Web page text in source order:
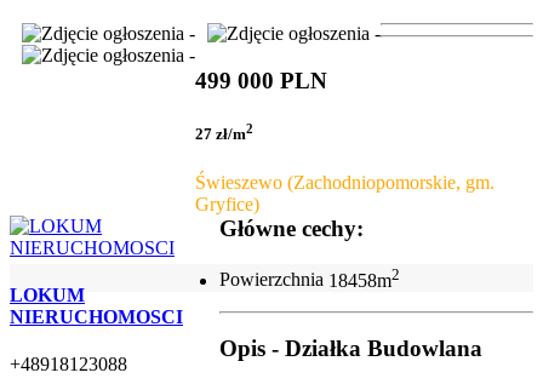
499 000 PLN
27 zł/m2
Świeszewo (Zachodniopomorskie, gm.
Gryfice)
LOKUM
NIERUCHOMOSCI
+48918123088
Główne cechy:
Powierzchnia 18458m2
Opis - Działka Budowlana